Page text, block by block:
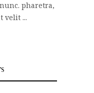
pharetra,
velit ...